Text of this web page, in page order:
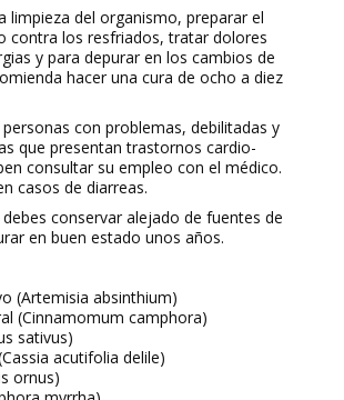
limpieza del organismo, preparar el
contra los resfriados, tratar dolores
y para depurar en los cambios de
hacer una cura de ocho a diez
personas con problemas, debilitadas y
que presentan trastornos cardio-
consultar su empleo con el médico.
casos de diarreas.
conservar alejado de fuentes de
en buen estado unos años.
(Artemisia absinthium)
(Cinnamomum camphora)
sativus)
acutifolia delile)
ornus)